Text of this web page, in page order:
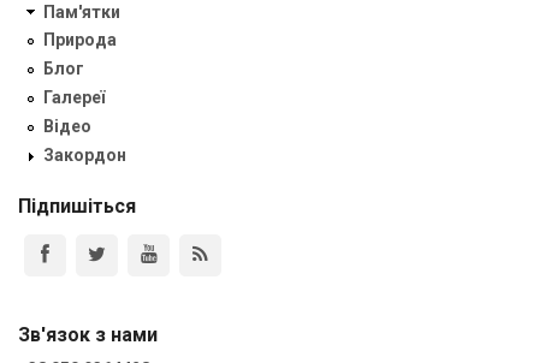
Пам'ятки
Природа
Блог
Галереї
Відео
Закордон
Підпишіться
Зв'язок з нами